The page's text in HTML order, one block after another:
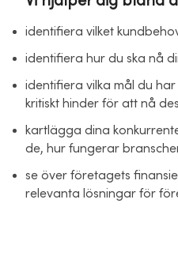
identifiera vilket
identifiera hur du ska nå
identifiera vilka mål du
kritiskt hinder för att nå
kartlägga dina
de, hur fungerar
se över företagets
relevanta lösningar för